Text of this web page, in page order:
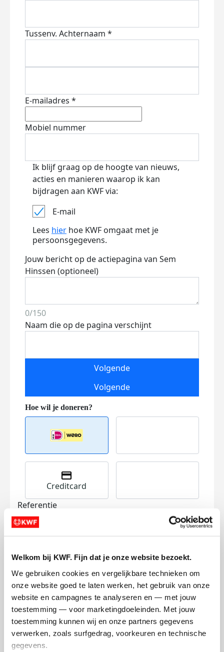
Welkom bij KWF. Fijn dat je onze website bezoekt.
We gebruiken cookies en vergelijkbare technieken om
onze website goed te laten werken, het gebruik van onze
website en campagnes te analyseren en — met jouw
toestemming — voor marketingdoeleinden. Met jouw
toestemming kunnen wij en onze partners gegevens
verwerken, zoals surfgedrag, voorkeuren en technische
gegevens.
Tussenv. Achternaam *
E-mailadres *
Mobiel nummer
Ik blijf graag op de hoogte van nieuws,
acties en manieren waarop ik kan
bijdragen aan KWF via:
E-mail
Lees hier hoe KWF omgaat met je
persoonsgegevens.
Jouw bericht op de actiepagina van Sem
Hinssen (optioneel)
0/150
Naam die op de pagina verschijnt
Volgende
Volgende
Creditcard
Referentie
Ik wil bijdragen aan de transactiekosten
en betaal €0.75 extra.
Doneer nu